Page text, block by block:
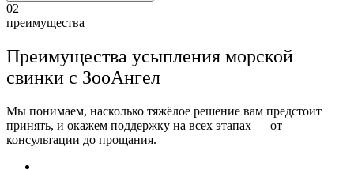
02
преимущества
Преимущества усыпления морской
свинки с ЗооАнгел
Мы понимаем, насколько тяжёлое решение вам предстоит
принять, и окажем поддержку на всех этапах — от
консультации до прощания.